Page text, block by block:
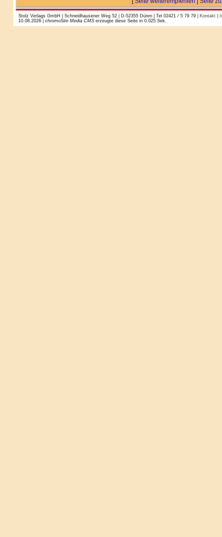
Stolz Verlags GmbH | Schneidhausener Weg 52 | D-52355 Düren | Tel 02421 / 5 79 79 | Kontakt|
10.08.2026 | chromoSite Media CMSerzeugte diese Seite in 0.025 Sek.